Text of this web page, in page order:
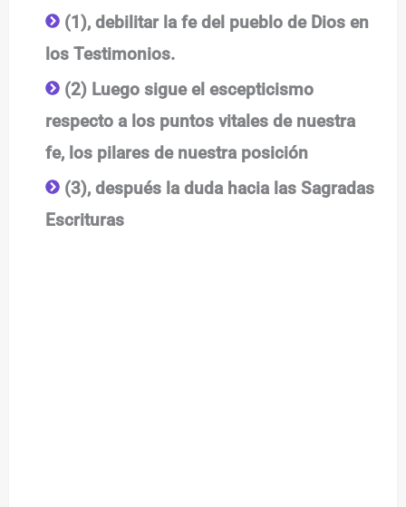
(1), debilitar la fe del pueblo de Dios en
los Testimonios.
(2) Luego sigue el escepticismo
respecto a los puntos vitales de nuestra
fe, los pilares de nuestra posición
(3), después la duda hacia las Sagradas
Escrituras